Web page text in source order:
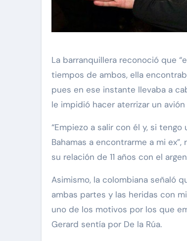
La barranquillera reconoció que
tiempos de ambos, ella
pues en ese instante llevaba a
le impidió hacer aterrizar un
“Empiezo a salir con él y, si
Bahamas a encontrarme a mi
su relación de 11 años con el
Asimismo, la colombiana señaló
ambas partes y las heridas con
uno de los motivos por los que
Gerard sentía por De la Rúa.